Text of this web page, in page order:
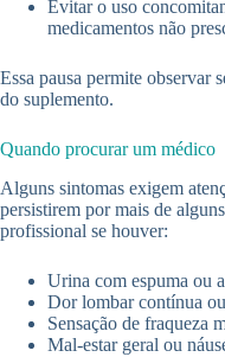
Evitar o uso
medicamentos não
Essa pausa permite observar
do suplemento.
Quando procurar um médico
Alguns sintomas exigem
persistirem por mais de
profissional se houver:
Urina com espuma ou
Dor lombar contínua
Sensação de fraqueza
Mal-estar geral ou